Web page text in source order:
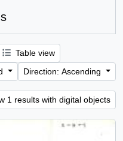
Table view
Direction: Ascending
1 results with digital objects